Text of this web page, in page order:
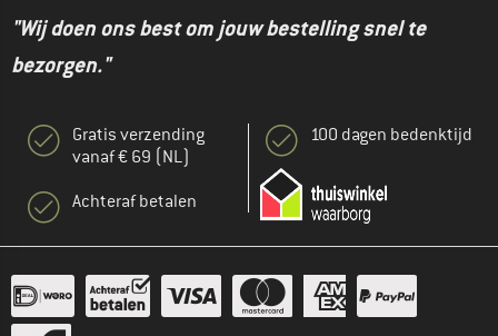
"Wij doen ons best om jouw bestelling snel te
bezorgen."
Gratis verzending
vanaf € 69 (NL)
Achteraf betalen
100 dagen bedenktijd